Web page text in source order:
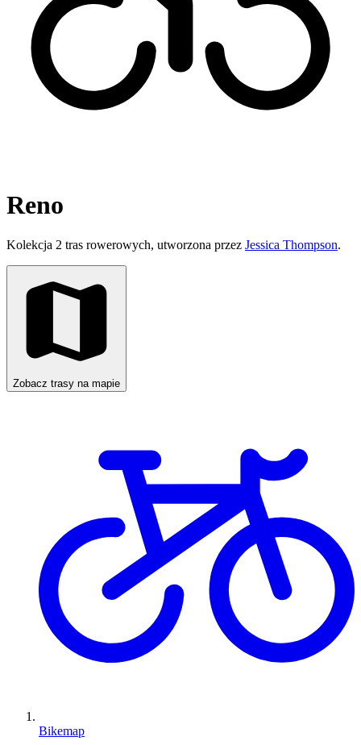
Reno
Kolekcja 2 tras rowerowych, utworzona przez Jessica Thompson.
Zobacz trasy na mapie
Bikemap